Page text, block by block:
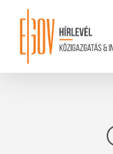
content